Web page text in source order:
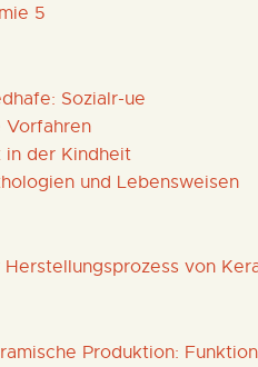
5
Sozialr-ue
Vorfahren
in der Kindheit
und Lebensweisen
Herstellungsprozess von
Produktion: